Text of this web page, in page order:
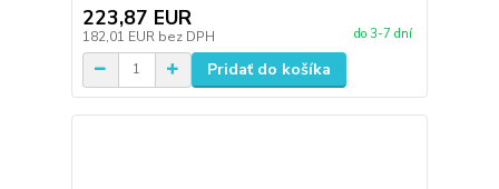
223,87 EUR
182,01 EUR bez DPH do 3-7 dní
Pridať do košíka